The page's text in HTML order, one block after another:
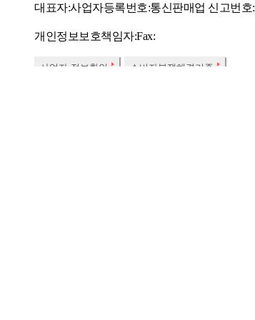
대표자:사업자등록번호:통신판매업 신고번호:
개인정보보호책임자:Fax:
사업자 정보확인 소비자분쟁해결기준